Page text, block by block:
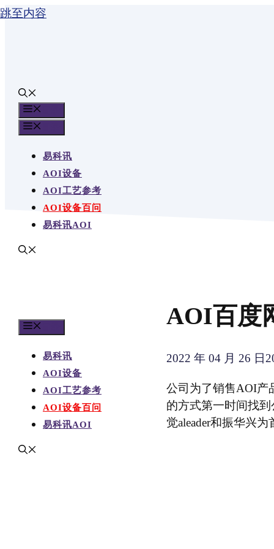
跳至内容
易科讯
AOI设备
AOI工艺参考
AOI设备百问
易科讯AOI
易科讯
AOI设备
AOI工艺参考
AOI设备百问
易科讯AOI
AOI百度
2022 年 04 月 26 日
公司为了销售AOI产
的方式第一时间找
觉aleader和振华兴